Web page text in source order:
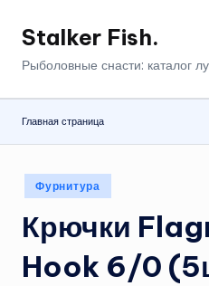
Перейти
Stalker Fish.
Рыболовные снасти: каталог
Главная страница
Опубликовано
в
Фурнитура
Крючки
Hook 6/0